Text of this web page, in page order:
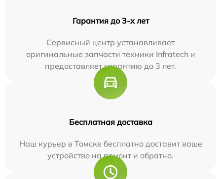
Гарантия до 3-х лет
Сервисный центр устанавливает
оригинальные запчасти техники Infratech и
предоставляет гарантию до 3 лет.
Бесплатная доставка
Наш курьер в Томске бесплатно доставит ваше
устройство на ремонт и обратно.